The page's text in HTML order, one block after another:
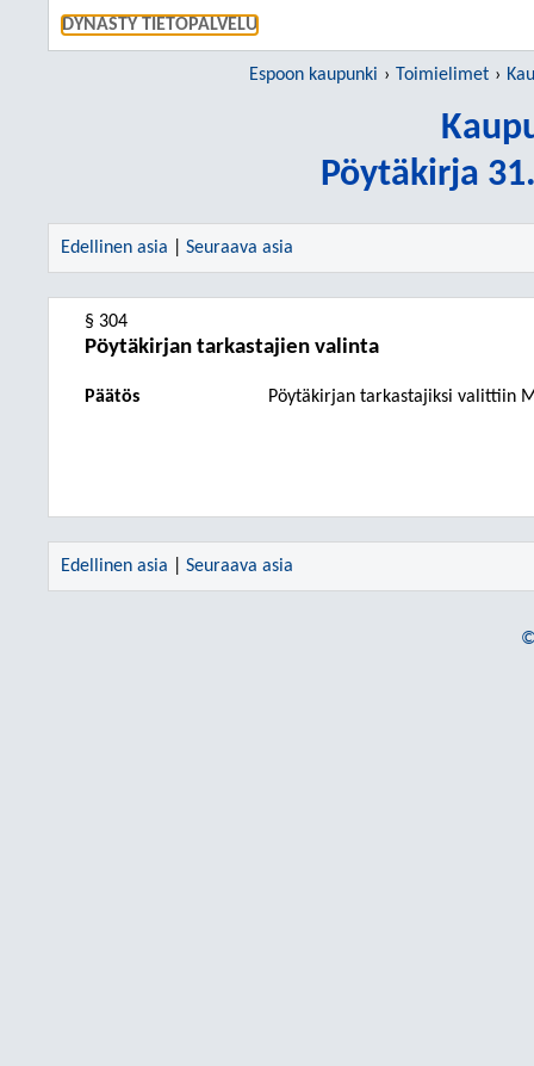
DYNASTY TIETOPALVELU
Espoon kaupunki Toimielimet
Pöytäkirja
Edellinen asia Seuraava asia
§ 304
Pöytäkirjan tarkastajien valinta
Päätös Pöytäkirjan tarkastajiksi valittiin
Edellinen asia Seuraava asia